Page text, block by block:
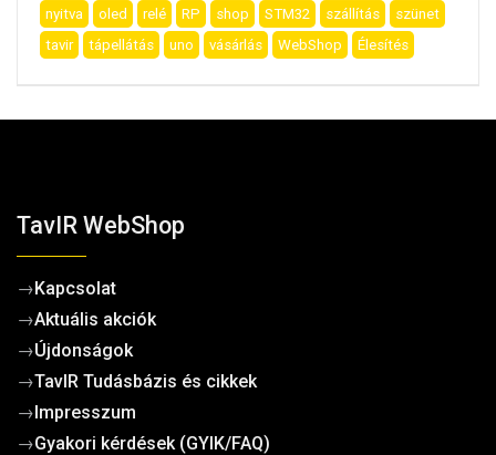
nyitva
oled relé RP shop STM32 szállítás
szünet
tavir
tápellátás uno vásárlás WebShop Élesítés
TavIR WebShop
→Kapcsolat
→Aktuális akciók
→Újdonságok
→TavIR Tudásbázis és cikkek
→ Impresszum
→Gyakori kérdések (GYIK/FAQ)